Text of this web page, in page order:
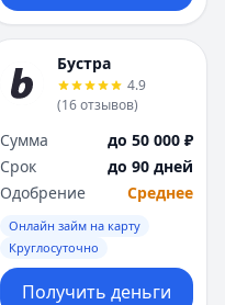
Бустра
4.9
(16отзывов)
Сумма
до 50 000 ₽
Срок
до 90 дней
Одобрение
Среднее
Онлайн займ на карту
Круглосуточно
Получить деньги